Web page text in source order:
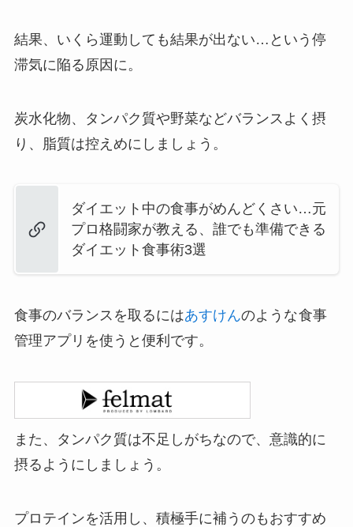
結果、いくら運動しても結果が出ない…という停
滞気に陥る原因に。
炭水化物、タンパク質や野菜などバランスよく摂
り、脂質は控えめにしましょう。
ダイエット中の食事がめんどくさい…元
プロ格闘家が教える、誰でも準備できる
ダイエット食事術3選
食事のバランスを取るにはあすけんのような食事
管理アプリを使うと便利です。
また、タンパク質は不足しがちなので、意識的に
摂るようにしましょう。
プロテインを活用し、積極手に補うのもおすすめ